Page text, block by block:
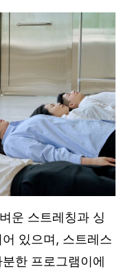
운 스트레칭과 싱
있으며, 스트레스
한 프로그램이에